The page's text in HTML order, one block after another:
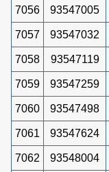
7056 93547005
7057 93547032
7058 93547119
7059 93547259
7060 93547498
7061 93547624
7062 93548004